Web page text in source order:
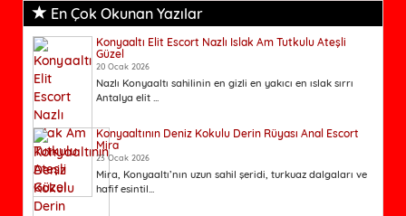
En Çok Okunan Yazılar
Konyaaltı Elit Escort Nazlı Islak Am Tutkulu Ateşli
Güzel
20 Ocak 2026
Nazlı Konyaaltı sahilinin en gizli en yakıcı en ıslak sırrı
Antalya elit ...
Konyaaltının Deniz Kokulu Derin Rüyası Anal Escort
Mira
23 Ocak 2026
Mira, Konyaaltı’nın uzun sahil şeridi, turkuaz dalgaları ve
hafif esintil...